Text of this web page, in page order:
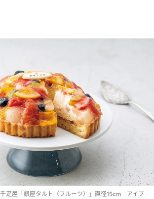
千疋屋「銀座タルト（フルーツ）」直径15cm アイプ